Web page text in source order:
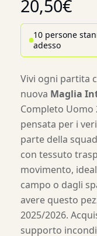
20,50€
10 persone
adesso
Vivi ogni partita
nuova Maglia
Completo Uomo
pensata per i
parte della
con tessuto
movimento,
campo o dagli
avere questo
2025/2026.
supporto